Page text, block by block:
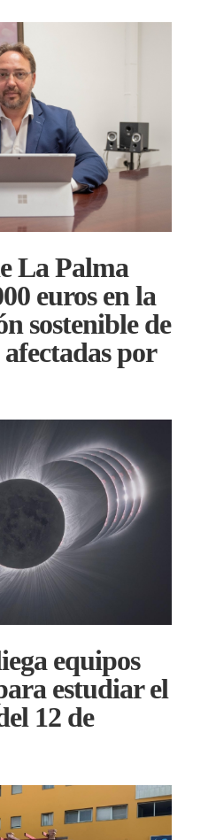
La Palma
euros en la
sostenible de
por
equipos
estudiar el
12 de